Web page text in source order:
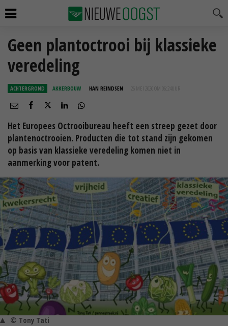
Geen plantoctrooi bij klassieke
veredeling
ACHTERGROND AKKERBOUW HAN REINDSEN 26 MEI 2020 OM 06:24
Het Europees Octrooibureau heeft een streep gezet door
plantenoctrooien. Producten die tot stand zijn gekomen
op basis van klassieke veredeling komen niet in
aanmerking voor patent.
© Tony Tati